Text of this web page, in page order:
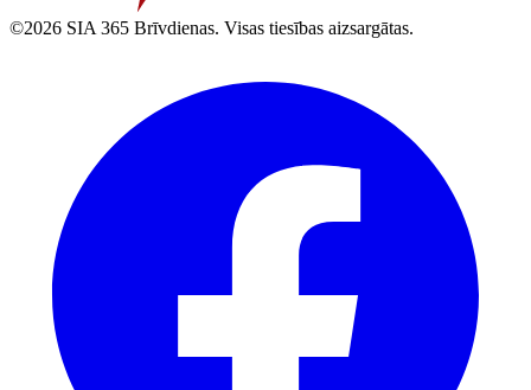
©2026 SIA 365 Brīvdienas. Visas tiesības aizsargātas.